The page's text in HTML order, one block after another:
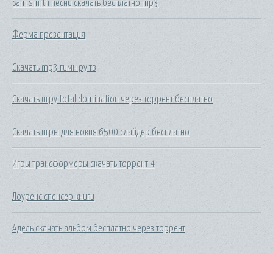
Sam smith песни скачать бесплатно mp3
Ферма презентация
Скачать mp3 гимн ру тв
Скачать игру total domination через торрент бесплатно
Скачать игры для нокия 6500 слайдер бесплатно
Игры трансформеры скачать торрент 4
Лоуренс спенсер книги
Адель скачать альбом бесплатно через торрент